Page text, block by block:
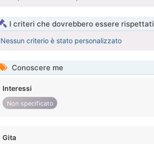
I criteri che dovrebbero essere rispettati
Nessun criterio è stato personalizzato
Conoscere me
Interessi
Non specificato
Gita